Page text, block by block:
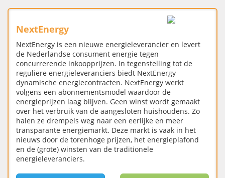
NextEnergy
NextEnergy is een nieuwe energieleverancier en levert
de Nederlandse consument energie tegen
concurrerende inkoopprijzen. In tegenstelling tot de
reguliere energieleveranciers biedt NextEnergy
dynamische energiecontracten. NextEnergy werkt
volgens een abonnementsmodel waardoor de
energieprijzen laag blijven. Geen winst wordt gemaakt
over het verbruik van de aangesloten huishoudens. Zo
halen ze drempels weg naar een eerlijke en meer
transparante energiemarkt. Deze markt is vaak in het
nieuws door de torenhoge prijzen, het energieplafond
en de (grote) winsten van de traditionele
energieleveranciers.